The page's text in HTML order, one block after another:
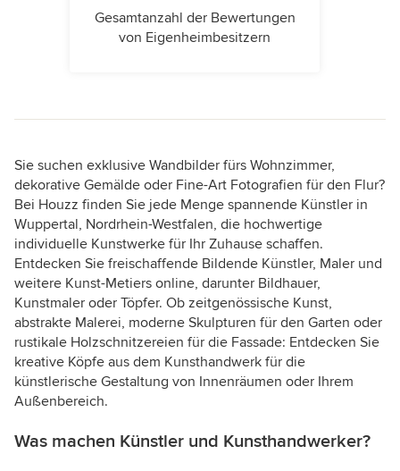
Gesamtanzahl der Bewertungen
von Eigenheimbesitzern
Sie suchen exklusive Wandbilder fürs Wohnzimmer,
dekorative Gemälde oder Fine-Art Fotografien für den Flur?
Bei Houzz finden Sie jede Menge spannende Künstler in
Wuppertal, Nordrhein-Westfalen, die hochwertige
individuelle Kunstwerke für Ihr Zuhause schaffen.
Entdecken Sie freischaffende Bildende Künstler, Maler und
weitere Kunst-Metiers online, darunter Bildhauer,
Kunstmaler oder Töpfer. Ob zeitgenössische Kunst,
abstrakte Malerei, moderne Skulpturen für den Garten oder
rustikale Holzschnitzereien für die Fassade: Entdecken Sie
kreative Köpfe aus dem Kunsthandwerk für die
künstlerische Gestaltung von Innenräumen oder Ihrem
Außenbereich.
Was machen Künstler und Kunsthandwerker?